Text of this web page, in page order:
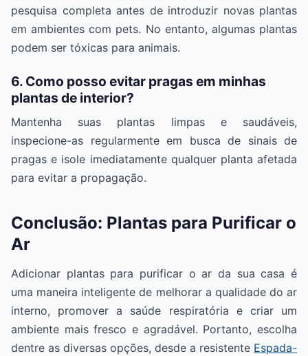
pesquisa completa antes de introduzir novas plantas
em ambientes com pets. No entanto, algumas plantas
podem ser tóxicas para animais.
6. Como posso evitar pragas em minhas
plantas de interior?
Mantenha suas plantas limpas e saudáveis,
inspecione-as regularmente em busca de sinais de
pragas e isole imediatamente qualquer planta afetada
para evitar a propagação.
Conclusão: Plantas para Purificar o
Ar
Adicionar plantas para purificar o ar da sua casa é
uma maneira inteligente de melhorar a qualidade do ar
interno, promover a saúde respiratória e criar um
ambiente mais fresco e agradável. Portanto, escolha
dentre as diversas opções, desde a resistente Espada-